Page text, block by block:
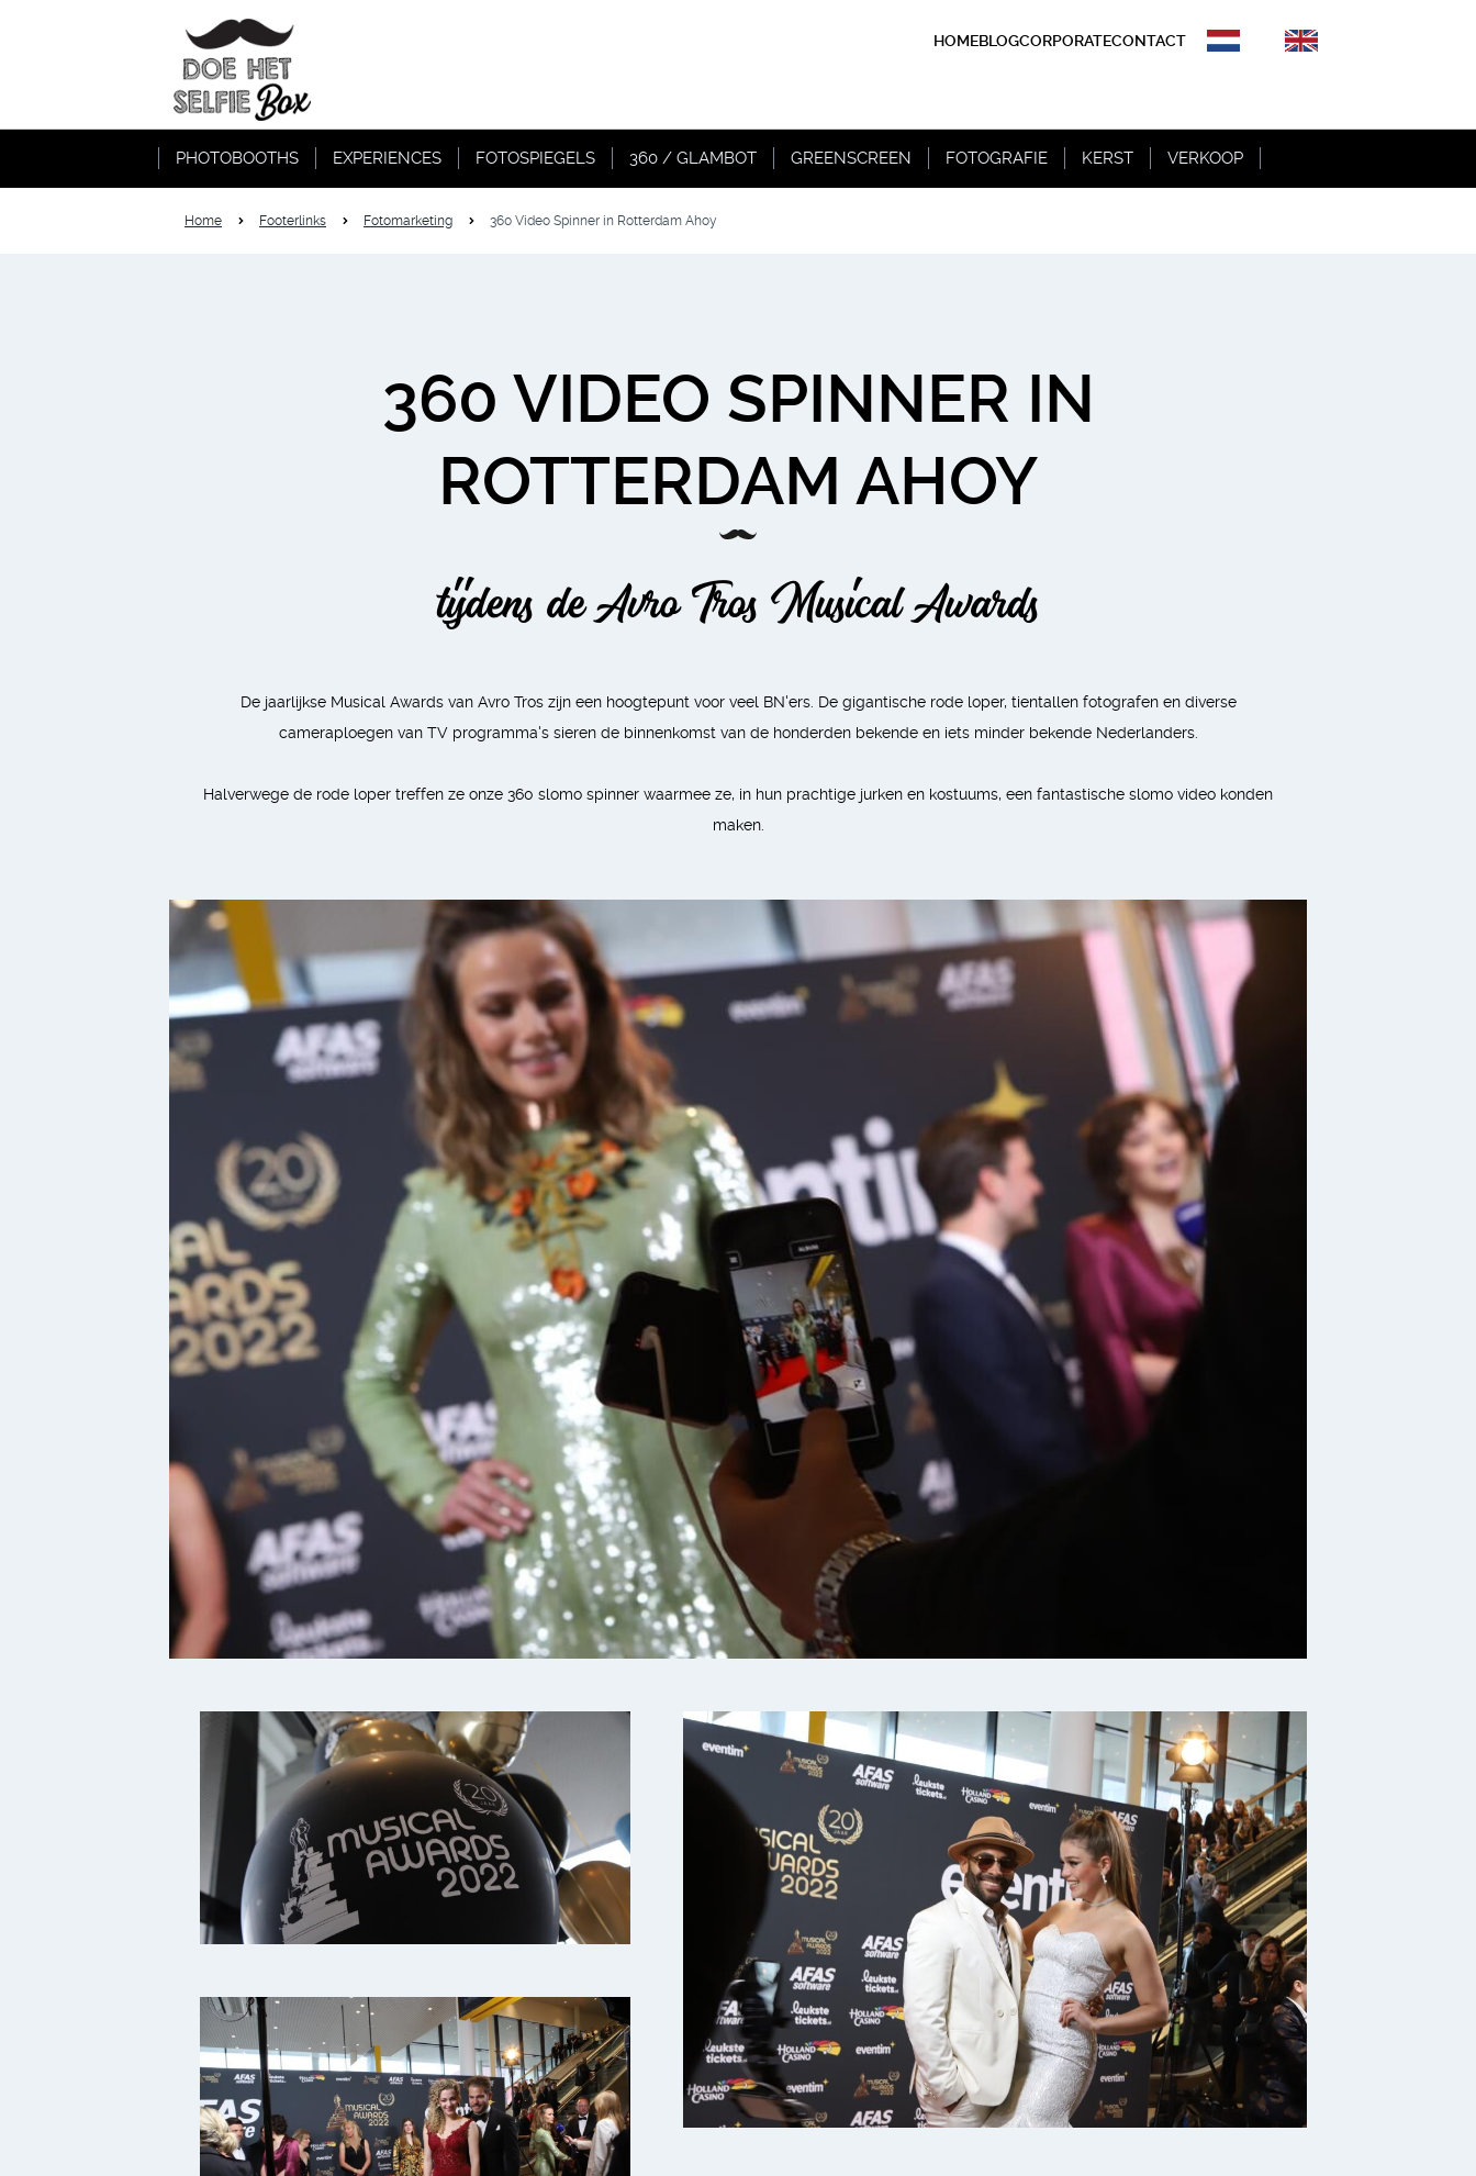
HOMEBLOGCORPORATECONTACT
PHOTOBOOTHS EXPERIENCES FOTOSPIEGELS 360 / GLAMBOT GREENSCREEN FOTOGRAFIE KERST VERKOOP
Home Footerlinks Fotomarketing 360 Video Spinner in Rotterdam Ahoy
360 VIDEO SPINNER IN
ROTTERDAM AHOY
tijdens de Avro Tros Musical Awards
De jaarlijkse Musical Awards van Avro Tros zijn een hoogtepunt voor veel BN'ers. De gigantische rode loper, tientallen fotografen en diverse
cameraploegen van TV programma's sieren de binnenkomst van de honderden bekende en iets minder bekende Nederlanders.
Halverwege de rode loper treffen ze onze 360 slomo spinner waarmee ze, in hun prachtige jurken en kostuums, een fantastische slomo video konden
maken.